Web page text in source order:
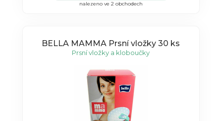
nalezeno ve 2 obchodech
BELLA MAMMA Prsní vložky 30 ks
Prsní vložky a kloboučky